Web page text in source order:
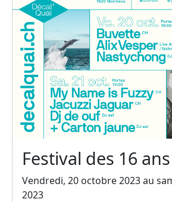
Festival des 16 ans
Vendredi, 20 octobre 2023 au
2023